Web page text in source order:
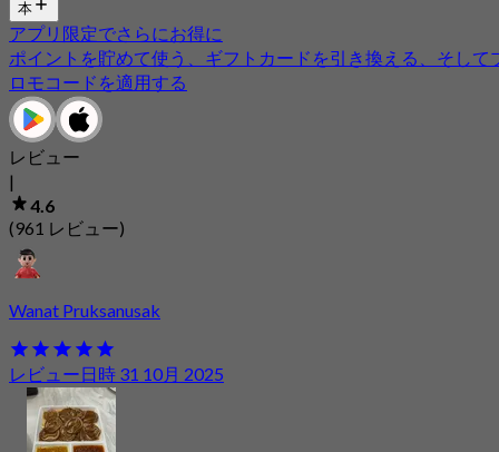
本
アプリ限定でさらにお得に
ポイントを貯めて使う、ギフトカードを引き換える、そして
ロモコードを適用する
レビュー
|
4.6
(961 レビュー)
Wanat Pruksanusak
レビュー日時 31 10月 2025